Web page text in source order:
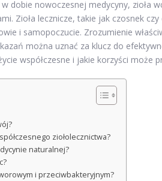
dobie nowoczesnej medycyny, zioła
Zioła lecznicze, takie jak czosnek
i samopoczucie. Zrozumienie
można uznać za klucz do
współczesne i jakie korzyści może
ziołolecznictwa?
naturalnej?
i przeciwbakteryjnym?